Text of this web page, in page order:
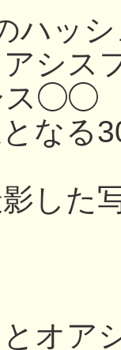
ハッ
シス
ス◯◯
る
した
オア